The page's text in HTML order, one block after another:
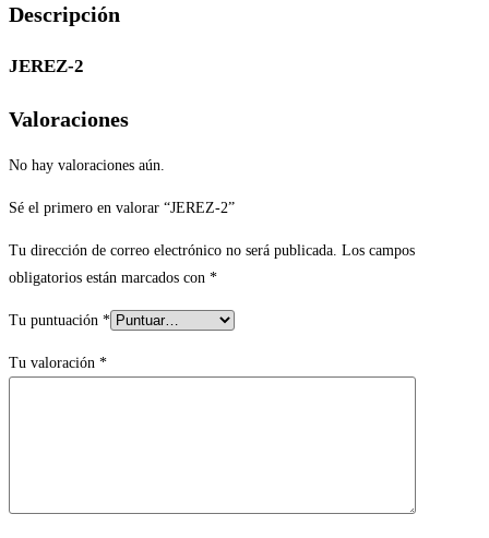
Descripción
JEREZ-2
Valoraciones
No hay valoraciones aún.
Sé el primero en valorar “JEREZ-2”
Tu dirección de correo electrónico no será publicada. Los campos
obligatorios están marcados con *
Tu puntuación *
Tu valoración *